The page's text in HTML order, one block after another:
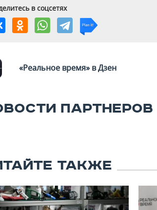
в соцсетях
«Реальное время» в Дзен
ПАРТНЕРОВ
ТАКЖЕ